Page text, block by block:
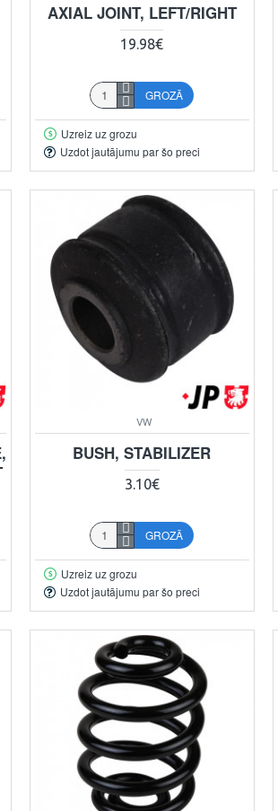
AXIAL JOINT, LEFT/RIGHT
19.98€
GROZĀ
Uzreiz uz grozu
Uzdot jautājumu par šo preci
VW
BUSH, STABILIZER
3.10€
GROZĀ
Uzreiz uz grozu
Uzdot jautājumu par šo preci